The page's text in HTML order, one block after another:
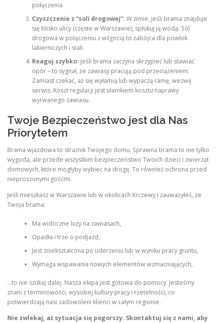
połączenia.
Czyszczenie z “soli drogowej”: W zimie, jeśli brama znajduje
się blisko ulicy (częste w Warszawie), spłukuj ją wodą. Sól
drogowa w połączeniu z wilgocią to zabójca dla powłok
lakierniczych i stali.
Reaguj szybko: Jeśli brama zaczyna skrzypieć lub stawiać
opór – to sygnał, że zawiasy pracują pod przeciążeniem.
Zamiast czekać, aż się wyłamią lub wypaczą ramę, wezwij
serwis. Koszt regulacji jest ułamkiem kosztu naprawy
wyrwanego zawiasu.
Twoje Bezpieczeństwo jest dla Nas
Priorytetem
Brama wjazdowa to strażnik Twojego domu. Sprawna brama to nie tylko
wygoda, ale przede wszystkim bezpieczeństwo Twoich dzieci i zwierząt
domowych, które mogłyby wybiec na drogę. To również ochrona przed
nieproszonymi gośćmi.
Jeśli mieszkasz w Warszawie lub w okolicach Krczewy i zauważyłeś, że
Twoja brama:
Ma widoczne luzy na zawiasach,
Opadła i trze o podjazd,
Jest zniekształcona po uderzeniu lub w wyniku pracy gruntu,
Wymaga wspawania nowych elementów wzmacniających,
…to nie szukaj dalej. Nasza ekipa jest gotowa do pomocy. Jesteśmy
znani z terminowości, wysokiej kultury pracy i rzetelności, co
potwierdzają nasi zadowoleni klienci w całym regionie.
Nie zwlekaj, aż sytuacja się pogorszy. Skontaktuj się z nami, aby